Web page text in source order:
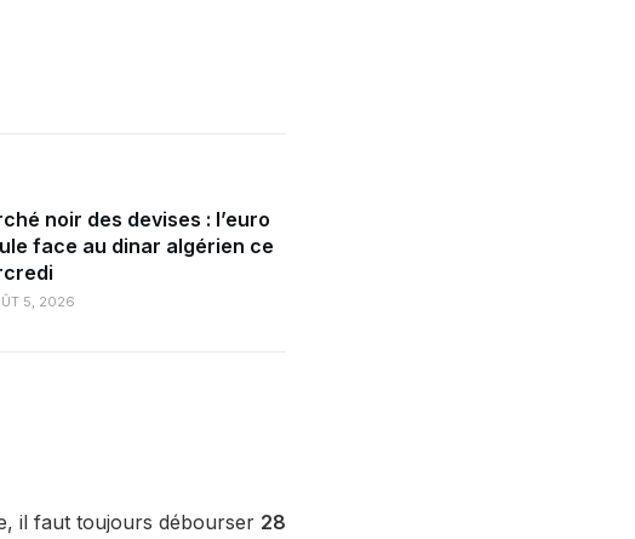
noir des devises : l’euro
face au dinar algérien ce
5, 2026
il faut toujours débourser 28